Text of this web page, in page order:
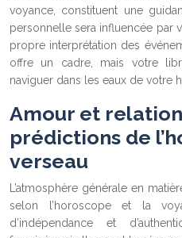
voyance, constituent une
personnelle sera influencée par
propre interprétation des
offre un cadre, mais votre
naviguer dans les eaux de votre
Amour et
prédictions de
verseau
L’atmosphère générale en
selon l’horoscope et la
d’indépendance et